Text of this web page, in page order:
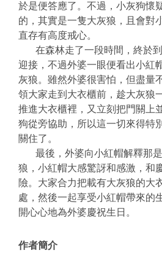
於是便答應了。不過，小灰狗懷
的，其實是一隻大灰狼，且會對
直存有高度戒心。
在森林走了一段時間，終於到
迎接，不過外婆一眼便看出小紅
灰狼。雖然外婆很害怕，但盡量
領大家走到大衣櫃前，趁大灰狼
推進大衣櫃裡，又立刻把門關上
狗從旁協助，所以這一切來得特
關住了。
最後，外婆向小紅帽解釋那是
狼，小紅帽大感驚訝和感激，和
險。大家合力把載有大灰狼的大
處，然後一起享受小紅帽帶來的
開心心地為外婆慶祝生日。
作者簡介